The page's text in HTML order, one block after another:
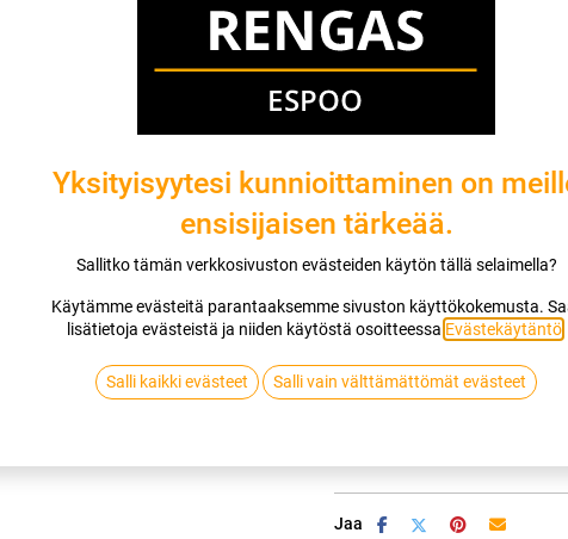
Asennuspalvelu
Mikäli valitset asennuksen, pääset
X 175/65R15 88T GOODYEAR
EI ASENNUSTA
Vertaa Lisää
Jaa
Yksityisyytesi kunnioittaminen on
ensisijaisen tärkeää.
Sallitko tämän verkkosivuston evästeiden käytön tällä selaimella?
Käytämme evästeitä parantaaksemme sivuston käyttökokemusta.
lisätietoja evästeistä ja niiden käytöstä osoitteessa Evästekäytäntö.
Salli kaikki evästeet Salli vain välttämättömät evästeet